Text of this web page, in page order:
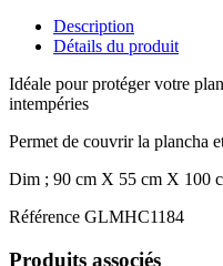
Description
Détails du produit
Idéale pour protéger votre
intempéries
Permet de couvrir la plancha
Dim ; 90 cm X 55 cm X 100
Référence GLMHC1184
Produits associés